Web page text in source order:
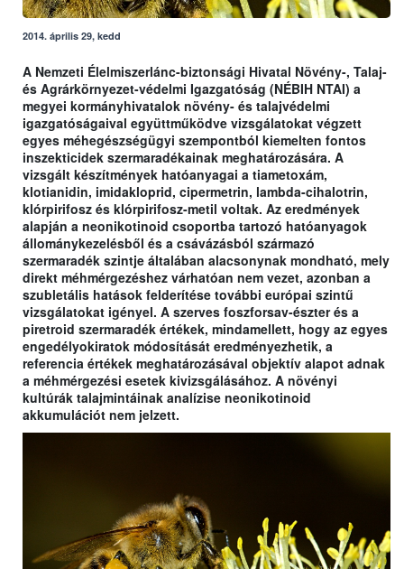
2014. április 29, kedd
A Nemzeti Élelmiszerlánc-biztonsági Hivatal Növény-, Talaj-
és Agrárkörnyezet-védelmi Igazgatóság (NÉBIH NTAI) a
megyei kormányhivatalok növény- és talajvédelmi
igazgatóságaival együttműködve vizsgálatokat végzett
egyes méhegészségügyi szempontból kiemelten fontos
inszekticidek szermaradékainak meghatározására. A
vizsgált készítmények hatóanyagai a tiametoxám,
klotianidin, imidakloprid, cipermetrin, lambda-cihalotrin,
klórpirifosz és klórpirifosz-metil voltak. Az eredmények
alapján a neonikotinoid csoportba tartozó hatóanyagok
állománykezelésből és a csávázásból származó
szermaradék szintje általában alacsonynak mondható, mely
direkt méhmérgezéshez várhatóan nem vezet, azonban a
szubletális hatások felderítése további európai szintű
vizsgálatokat igényel. A szerves foszforsav-észter és a
piretroid szermaradék értékek, mindamellett, hogy az egyes
engedélyokiratok módosítását eredményezhetik, a
referencia értékek meghatározásával objektív alapot adnak
a méhmérgezési esetek kivizsgálásához. A növényi
kultúrák talajmintáinak analízise neonikotinoid
akkumulációt nem jelzett.